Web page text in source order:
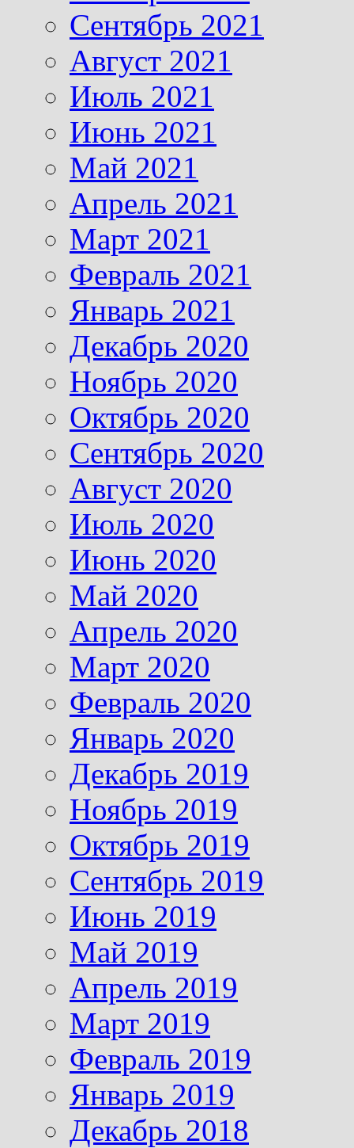
Сентябрь 2021
Август 2021
Июль 2021
Июнь 2021
Май 2021
Апрель 2021
Март 2021
Февраль 2021
Январь 2021
Декабрь 2020
Ноябрь 2020
Октябрь 2020
Сентябрь 2020
Август 2020
Июль 2020
Июнь 2020
Май 2020
Апрель 2020
Март 2020
Февраль 2020
Январь 2020
Декабрь 2019
Ноябрь 2019
Октябрь 2019
Сентябрь 2019
Июнь 2019
Май 2019
Апрель 2019
Март 2019
Февраль 2019
Январь 2019
Декабрь 2018